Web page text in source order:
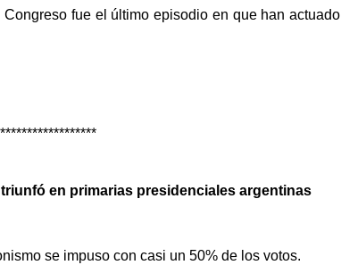
fue el último episodio en que han
en primarias presidenciales argentinas
se impuso con casi un 50% de los votos.